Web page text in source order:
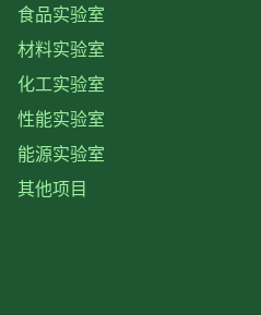
食品实验室
材料实验室
化工实验室
性能实验室
能源实验室
其他项目